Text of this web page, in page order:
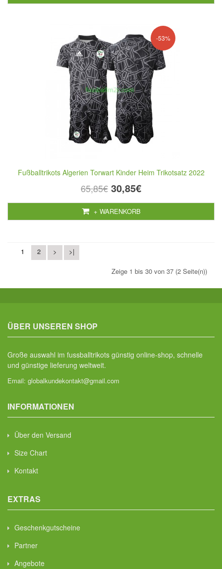
-53%
Fußballtrikots Algerien Torwart Kinder Heim Trikotsatz 2022
65,85€ 30,85€
+ WARENKORB
1 2 > >|
Zeige 1 bis 30 von 37 (2 Seite(n))
ÜBER UNSEREN SHOP
Große auswahl im fussballtrikots günstig online-shop, schnelle
und günstige lieferung weltweit.
Email: globalkundekontakt@gmail.com
INFORMATIONEN
Über den Versand
Size Chart
Kontakt
EXTRAS
Geschenkgutscheine
Partner
Angebote